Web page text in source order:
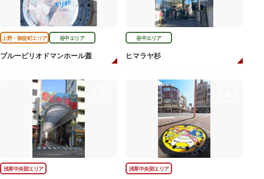
上野・御徒町エリア 谷中エリア
ブルーピリオドマンホール蓋
谷中エリア
ヒマラヤ杉
浅草中央部エリア 浅草中央部エリア